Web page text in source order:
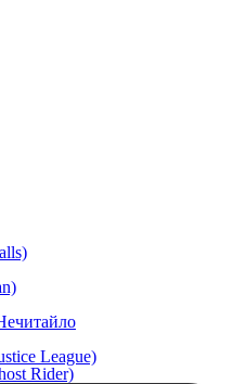
League)
Rider)